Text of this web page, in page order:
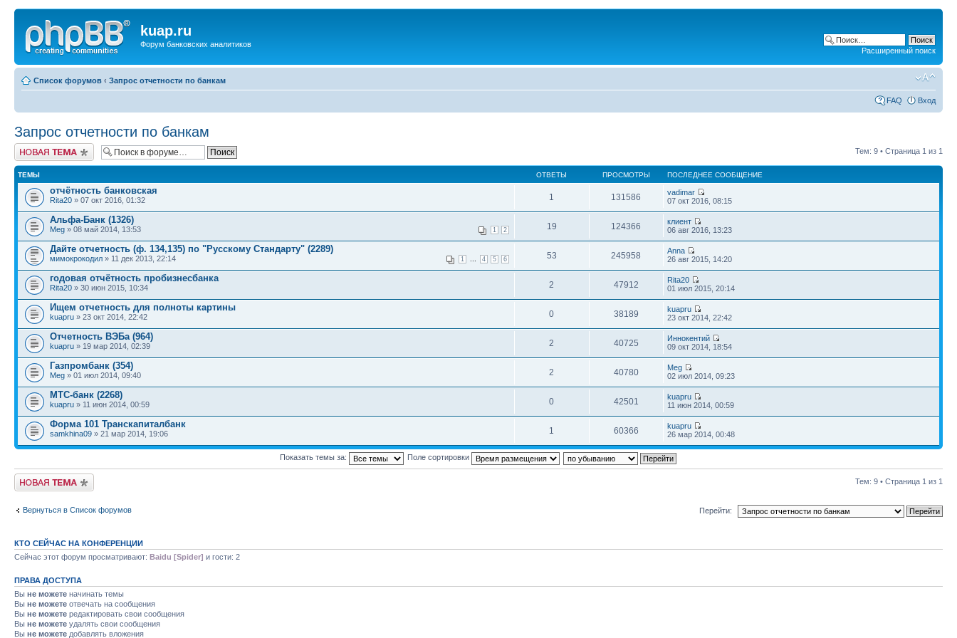
kuap.ru
Форум банковских аналитиков
Расширенный поиск
Список форумов ‹ Запрос отчетности по банкам
FAQ Вход
Запрос отчетности по банкам
Новая тема Тем: 9 • Страница 1 из 1
ТЕМЫ ОТВЕТЫ ПРОСМОТРЫ ПОСЛЕДНЕЕ СООБЩЕНИЕ
отчётность банковская
Rita20 » 07 окт 2016, 01:32 1 131586
vadimar
07 окт 2016, 08:15
Альфа-Банк (1326)
1 2
Meg » 08 май 2014, 13:53 19 124366
клиент
06 авг 2016, 13:23
Дайте отчетность (ф. 134,135) по "Русскому Стандарту" (2289)
1 4 5 6
мимокрокодил » 11 дек 2013, 22:14 53 245958
Anna
26 авг 2015, 14:20
годовая отчётность пробизнесбанка
Rita20 » 30 июн 2015, 10:34 2 47912
Rita20
01 июл 2015, 20:14
Ищем отчетность для полноты картины
kuapru » 23 окт 2014, 22:42 0 38189
kuapru
23 окт 2014, 22:42
Отчетность ВЭБа (964)
kuapru » 19 мар 2014, 02:39 2 40725
Иннокентий
09 окт 2014, 18:54
Газпромбанк (354)
Meg » 01 июл 2014, 09:40 2 40780
Meg
02 июл 2014, 09:23
МТС-банк (2268)
kuapru » 11 июн 2014, 00:59 0 42501
kuapru
11 июн 2014, 00:59
Форма 101 Транскапиталбанк
samkhina09 » 21 мар 2014, 19:06 1 60366
kuapru
26 мар 2014, 00:48
Показать темы за: Поле сортировки
Новая тема Тем: 9 • Страница 1 из 1
Вернуться в Список форумов Перейти:
КТО СЕЙЧАС НА КОНФЕРЕНЦИИ
Сейчас этот форум просматривают: Baidu [Spider] и гости: 2
ПРАВА ДОСТУПА
Вы не можете начинать темы
Вы не можете отвечать на сообщения
Вы не можете редактировать свои сообщения
Вы не можете удалять свои сообщения
Вы не можете добавлять вложения